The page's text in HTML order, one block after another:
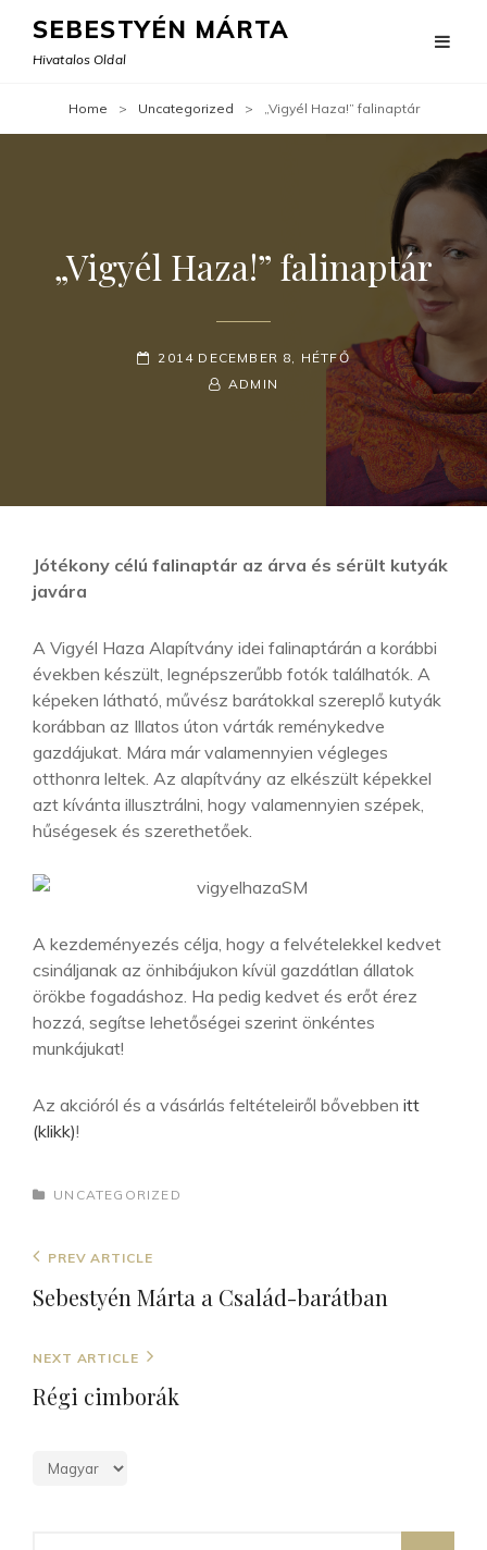
SEBESTYÉN MÁRTA
Hivatalos Oldal
Home > Uncategorized > „Vigyél Haza!” falinaptár
„Vigyél Haza!” falinaptár
POSTED-
2014 DECEMBER 8, HÉTFŐ
BY
BYLINE
ADMIN
Jótékony célú falinaptár az árva és sérült kutyák
javára
A Vigyél Haza Alapítvány idei falinaptárán a korábbi
években készült, legnépszerűbb fotók találhatók. A
képeken látható, művész barátokkal szereplő kutyák
korábban az Illatos úton várták reménykedve
gazdájukat. Mára már valamennyien végleges
otthonra leltek. Az alapítvány az elkészült képekkel
azt kívánta illusztrálni, hogy valamennyien szépek,
hűségesek és szerethetőek.
A kezdeményezés célja, hogy a felvételekkel kedvet
csináljanak az önhibájukon kívül gazdátlan állatok
örökbe fogadáshoz. Ha pedig kedvet és erőt érez
hozzá, segítse lehetőségei szerint önkéntes
munkájukat!
Az akcióról és a vásárlás feltételeiről bővebben itt
(klikk)!
CATEGORIES
UNCATEGORIZED
Bejegyzés
navigáció
Previous
Post
PREV ARTICLE
Sebestyén Márta a Család-barátban
Next
Post
NEXT ARTICLE
Régi cimborák